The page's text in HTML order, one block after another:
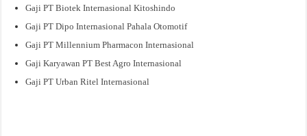
Gaji PT Biotek Internasional Kitoshindo
Gaji PT Dipo Internasional Pahala Otomotif
Gaji PT Millennium Pharmacon Internasional
Gaji Karyawan PT Best Agro Internasional
Gaji PT Urban Ritel Internasional